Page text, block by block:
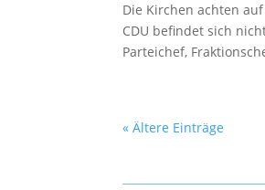
Die Kirchen achten
CDU befindet sich
Parteichef,
« Ältere Einträge